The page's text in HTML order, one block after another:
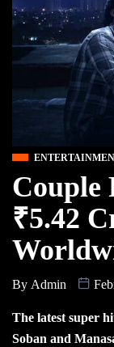
Couple
₹5.42
By Admin
The latest super
Soban and